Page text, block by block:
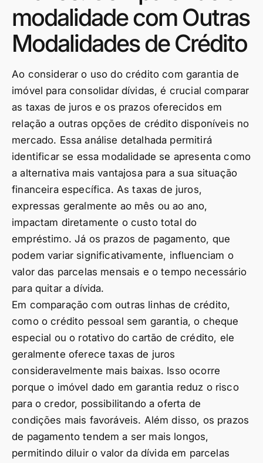
modalidade com Outras
Modalidades de Crédito
Ao considerar o uso do crédito com garantia de
imóvel para consolidar dívidas, é crucial comparar
as taxas de juros e os prazos oferecidos em
relação a outras opções de crédito disponíveis no
mercado. Essa análise detalhada permitirá
identificar se essa modalidade se apresenta como
a alternativa mais vantajosa para a sua situação
financeira específica. As taxas de juros,
expressas geralmente ao mês ou ao ano,
impactam diretamente o custo total do
empréstimo. Já os prazos de pagamento, que
podem variar significativamente, influenciam o
valor das parcelas mensais e o tempo necessário
para quitar a dívida.
Em comparação com outras linhas de crédito,
como o crédito pessoal sem garantia, o cheque
especial ou o rotativo do cartão de crédito, ele
geralmente oferece taxas de juros
consideravelmente mais baixas. Isso ocorre
porque o imóvel dado em garantia reduz o risco
para o credor, possibilitando a oferta de
condições mais favoráveis. Além disso, os prazos
de pagamento tendem a ser mais longos,
permitindo diluir o valor da dívida em parcelas